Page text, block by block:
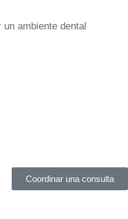
ambiente dental
Coordinar una consulta